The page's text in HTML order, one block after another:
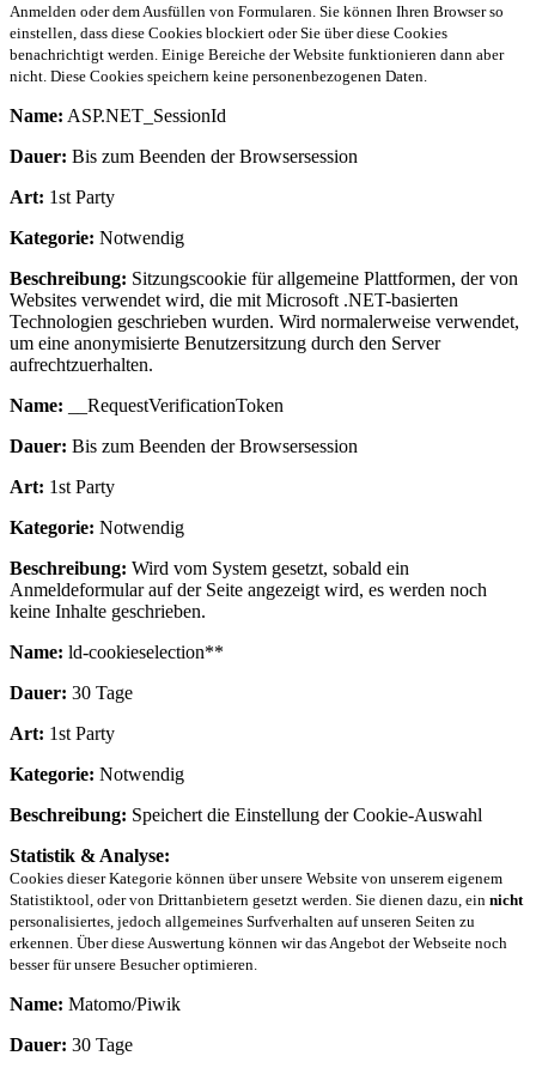
Anmelden oder dem Ausfüllen von Formularen. Sie können Ihren Browser so
einstellen, dass diese Cookies blockiert oder Sie über diese Cookies
benachrichtigt werden. Einige Bereiche der Website funktionieren dann aber
nicht. Diese Cookies speichern keine personenbezogenen Daten.
Name: ASP.NET_SessionId
Dauer: Bis zum Beenden der Browsersession
Art: 1st Party
Kategorie: Notwendig
Beschreibung: Sitzungscookie für allgemeine Plattformen, der von
Websites verwendet wird, die mit Microsoft .NET-basierten
Technologien geschrieben wurden. Wird normalerweise verwendet,
um eine anonymisierte Benutzersitzung durch den Server
aufrechtzuerhalten.
Name: __RequestVerificationToken
Dauer: Bis zum Beenden der Browsersession
Art: 1st Party
Kategorie: Notwendig
Beschreibung: Wird vom System gesetzt, sobald ein
Anmeldeformular auf der Seite angezeigt wird, es werden noch
keine Inhalte geschrieben.
Name: ld-cookieselection**
Dauer: 30 Tage
Art: 1st Party
Kategorie: Notwendig
Beschreibung: Speichert die Einstellung der Cookie-Auswahl
Statistik & Analyse:
Cookies dieser Kategorie können über unsere Website von unserem eigenem
Statistiktool, oder von Drittanbietern gesetzt werden. Sie dienen dazu, ein nicht
personalisiertes, jedoch allgemeines Surfverhalten auf unseren Seiten zu
erkennen. Über diese Auswertung können wir das Angebot der Webseite noch
besser für unsere Besucher optimieren.
Name: Matomo/Piwik
Dauer: 30 Tage